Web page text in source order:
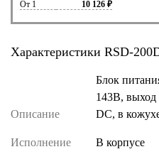
От 1
10 126 ₽
Характеристики RSD-
Описание
Блок
143В,
DC, в
Исполнение В корпусе